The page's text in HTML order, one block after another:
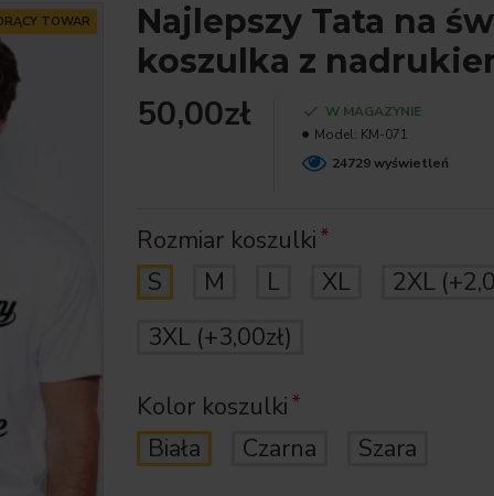
TOWAR
Najlepszy Tata na
koszulka z
50,00zł
W MAGAZYNIE
Model: KM-071
24729 wyświetleń
Rozmiar koszulki
S
M L XL 2XL
3XL (+3,00zł)
Kolor koszulki
Biała
Czarna Szara